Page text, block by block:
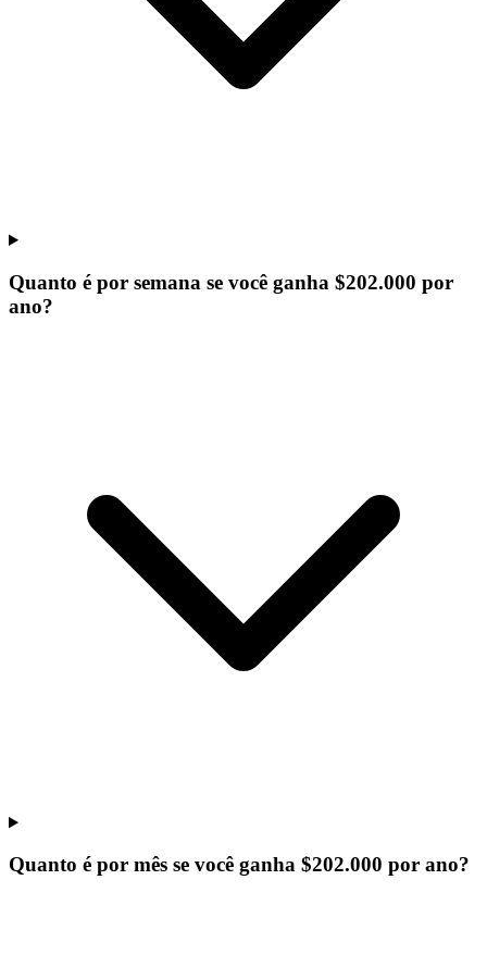
Quanto é por semana se você ganha $202.000 por
ano?
Quanto é por mês se você ganha $202.000 por ano?